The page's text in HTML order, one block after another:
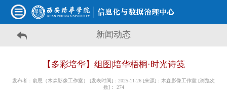
新闻动态
【多彩培华】组图|培华梧桐·时光诗笺
发布者：俞思（木森影像工作室） [发表时间]：2025-11-26 [来源]：木森影像工作室 [浏览次
数]： 274